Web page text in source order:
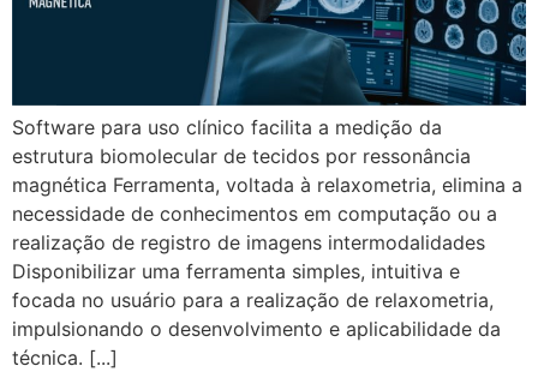
Software para uso clínico facilita a medição da
estrutura biomolecular de tecidos por ressonância
magnética Ferramenta, voltada à relaxometria, elimina a
necessidade de conhecimentos em computação ou a
realização de registro de imagens intermodalidades
Disponibilizar uma ferramenta simples, intuitiva e
focada no usuário para a realização de relaxometria,
impulsionando o desenvolvimento e aplicabilidade da
técnica. [...]